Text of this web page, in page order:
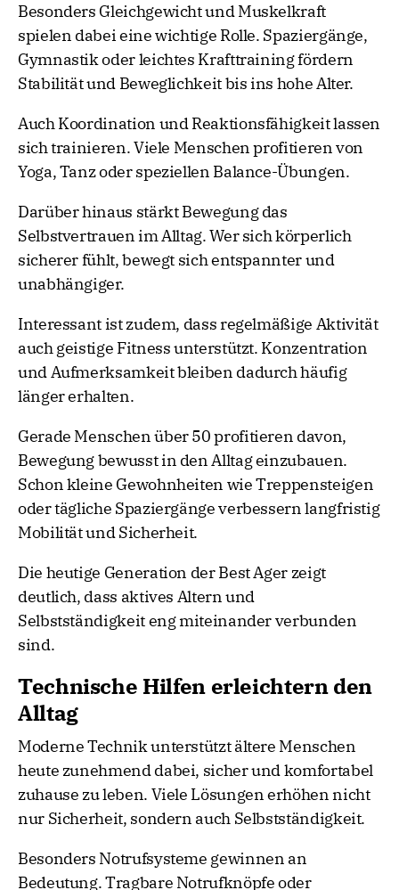
Besonders Gleichgewicht und Muskelkraft
spielen dabei eine wichtige Rolle. Spaziergänge,
Gymnastik oder leichtes Krafttraining fördern
Stabilität und Beweglichkeit bis ins hohe Alter.
Auch Koordination und Reaktionsfähigkeit lassen
sich trainieren. Viele Menschen profitieren von
Yoga, Tanz oder speziellen Balance-Übungen.
Darüber hinaus stärkt Bewegung das
Selbstvertrauen im Alltag. Wer sich körperlich
sicherer fühlt, bewegt sich entspannter und
unabhängiger.
Interessant ist zudem, dass regelmäßige Aktivität
auch geistige Fitness unterstützt. Konzentration
und Aufmerksamkeit bleiben dadurch häufig
länger erhalten.
Gerade Menschen über 50 profitieren davon,
Bewegung bewusst in den Alltag einzubauen.
Schon kleine Gewohnheiten wie Treppensteigen
oder tägliche Spaziergänge verbessern langfristig
Mobilität und Sicherheit.
Die heutige Generation der Best Ager zeigt
deutlich, dass aktives Altern und
Selbstständigkeit eng miteinander verbunden
sind.
Technische Hilfen erleichtern den
Alltag
Moderne Technik unterstützt ältere Menschen
heute zunehmend dabei, sicher und komfortabel
zuhause zu leben. Viele Lösungen erhöhen nicht
nur Sicherheit, sondern auch Selbstständigkeit.
Besonders Notrufsysteme gewinnen an
Bedeutung. Tragbare Notrufknöpfe oder